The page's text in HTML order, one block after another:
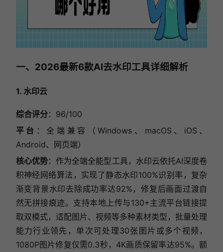
一、2026最新6款AI去水印工具详细解析
1. 水印云
综合评分：96/100
平台 ：全端兼容（Windows、macOS、iOS、
Android、网页端）
核心优势：作为全端全能型工具，水印云依托AI深度卷
积神经网络算法，实现了静态水印100%识别率，复杂
渐变背景水印去除成功率达92%，修复后画面过渡自
然无拼接痕迹。支持本地上传与130+主流平台链接提
取双模式，适配图片、视频等多种素材类型，批量处理
能力行业领先，单次可处理30张图片或多个视频，
1080P图片修复仅需0.3秒，4K画质保留率达95%。额